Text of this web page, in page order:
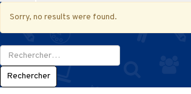
Sorry, no results were found.
Rechercher :